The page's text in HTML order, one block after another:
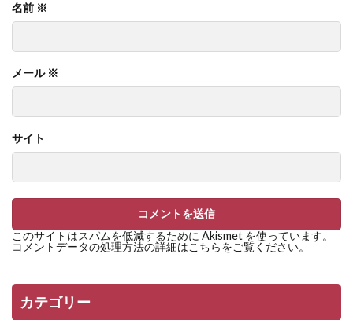
名前 ※
メール ※
サイト
このサイトはスパムを低減するために Akismet を使っています。
コメントデータの処理方法の詳細はこちらをご覧ください。
カテゴリー